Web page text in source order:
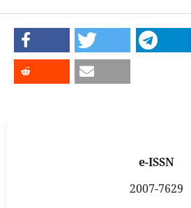
e-ISSN
2007-7629